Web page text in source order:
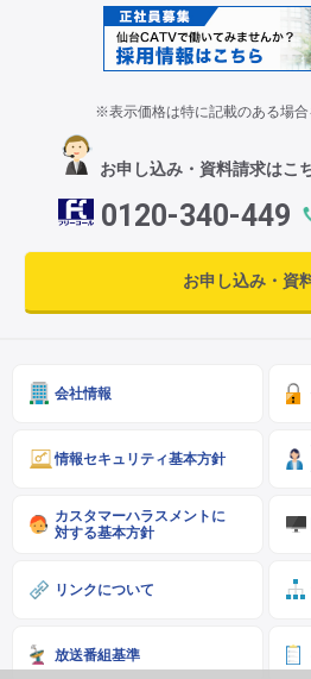
※表示価格は特に記載のある場合
お申し込み・資料請求はこ
0120-340-449
お申し込み・資
会社情報
情報セキュリティ基本方針
カスタマーハラスメントに
対する基本方針
リンクについて
放送番組基準